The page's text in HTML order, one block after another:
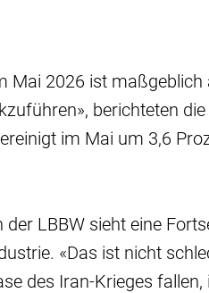
Mai 2026 ist maßgeblich
berichteten
im Mai um 3,6
LBBW sieht eine
«Das ist nicht
des Iran-Krieges fallen,